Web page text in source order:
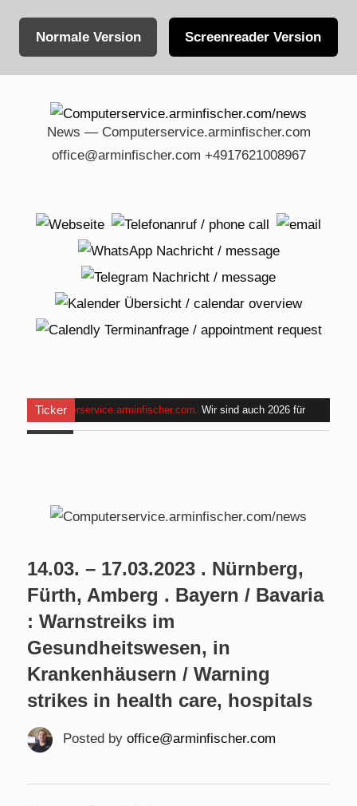
Normale Version Screenreader Version
content
News — Computerservice.arminfischer.com
office@arminfischer.com +4917621008967
Ticker
Computerservice.arminfischer.com. Wir sind auch 2026 für
Euch da . AmMo, 24.08.2026 bis Fr, 28.08.2026halte ich
bis 15:00 Uhr nicht erreichbar. Am Mi. 26.08.2026 sind wir
14.03. – 17.03.2023 . Nürnberg,
Fürth, Amberg . Bayern / Bavaria
: Warnstreiks im
Gesundheitswesen, in
Krankenhäusern / Warning
strikes in health care, hospitals
Posted by office@arminfischer.com